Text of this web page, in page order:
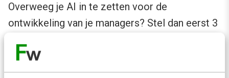
Overweeg je AI in te zetten voor de
ontwikkeling van je managers? Stel dan eerst 3